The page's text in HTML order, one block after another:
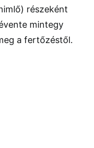
részeként
mintegy
a fertőzéstől.